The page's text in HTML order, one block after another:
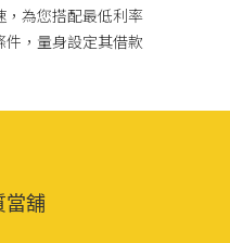
，為您搭配最低利率
，量身設定其借款
當舖